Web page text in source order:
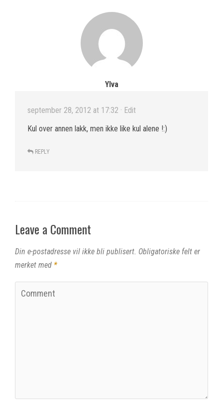
Ylva
september 28, 2012 at 17:32 · Edit
Kul over annen lakk, men ikke like kul alene !:)
REPLY
Leave a Comment
Din e-postadresse vil ikke bli publisert. Obligatoriske felt er
merket med *